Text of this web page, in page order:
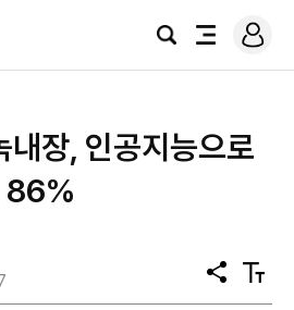
검
전
로
그
내장, 인공지능으로
86%
공
유
텍
스